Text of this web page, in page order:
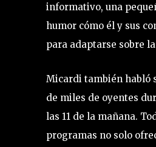
informativo, una
humor cómo él y sus
para adaptarse sobre
Micardi también habló
de miles de oyentes
las 11 de la mañana.
programas no solo